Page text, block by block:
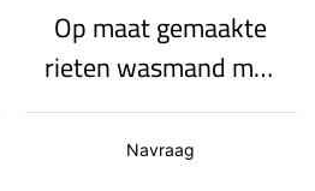
Op maat gemaakte
rieten wasmand met
handvatten,
handgemaakte grote
Navraag